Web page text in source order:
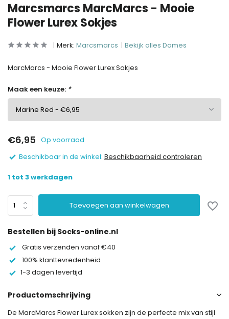
Marcsmarcs MarcMarcs - Mooie
Flower Lurex Sokjes
Merk: Marcsmarcs Bekijk alles Dames
MarcMarcs - Mooie Flower Lurex Sokjes
Maak een keuze: *
€6,95 Op voorraad
Beschikbaar in de winkel: Beschikbaarheid controleren
1 tot 3 werkdagen
Toevoegen aan winkelwagen
Bestellen bij Socks-online.nl
Gratis verzenden vanaf €40
100% klanttevredenheid
1-3 dagen levertijd
Productomschrijving
De MarcMarcs Flower Lurex sokken zijn de perfecte mix van stijl